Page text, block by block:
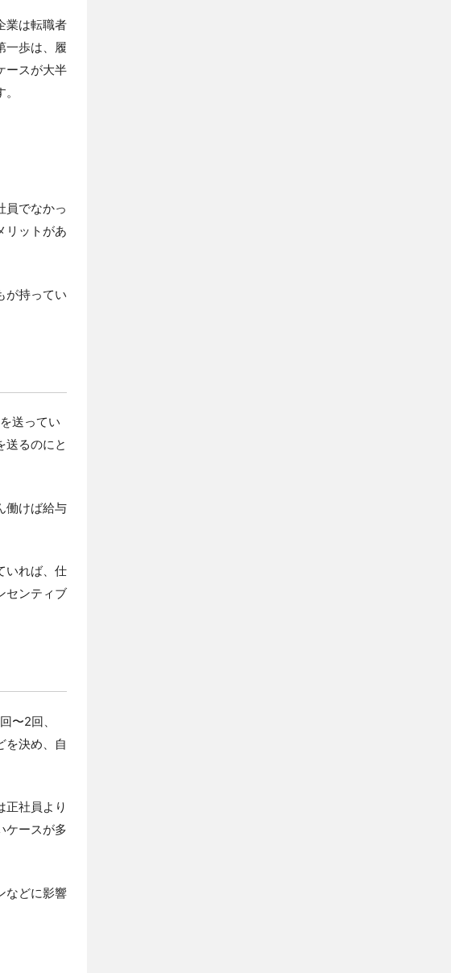
業は転職者
一歩は、履
ースが大半
員でなかっ
リットがあ
が持ってい
送ってい
送るのにと
働けば給与
いれば、仕
センティブ
〜2回、
を決め、自
正社員より
ケースが多
などに影響